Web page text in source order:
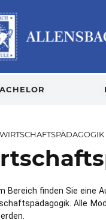
WIRTSCHAFTSPÄDAGOGIK
Bereich finden Sie eine
Alle